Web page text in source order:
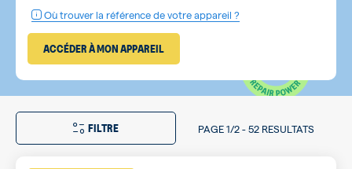
Où trouver la référence de votre appareil ?
ACCÉDER À MON APPAREIL
FILTRE PAGE1/2-52 RESULTATS